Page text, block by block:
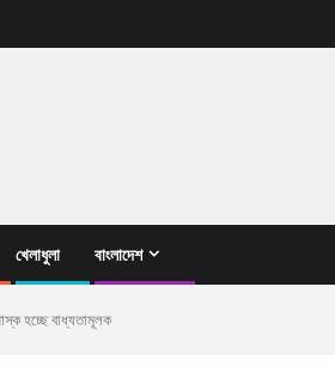
খেলাধুলা বাংলাদেশ
হচ্ছে বাধ্যতামূলক